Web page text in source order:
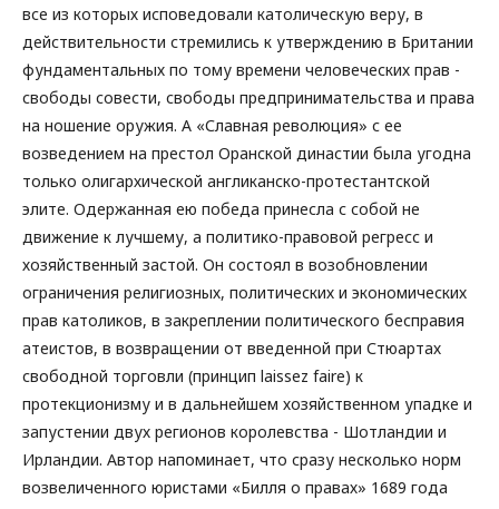
все из которых исповедовали католическую веру, в
действительности стремились к утверждению в Британии
фундаментальных по тому времени человеческих прав -
свободы совести, свободы предпринимательства и права
на ношение оружия. А «Славная революция» с ее
возведением на престол Оранской династии была угодна
только олигархической англиканско-протестантской
элите. Одержанная ею победа принесла с собой не
движение к лучшему, а политико-правовой регресс и
хозяйственный застой. Он состоял в возобновлении
ограничения религиозных, политических и экономических
прав католиков, в закреплении политического бесправия
атеистов, в возвращении от введенной при Стюартах
свободной торговли (принцип laissez faire) к
протекционизму и в дальнейшем хозяйственном упадке и
запустении двух регионов королевства - Шотландии и
Ирландии. Автор напоминает, что сразу несколько норм
возвеличенного юристами «Билля о правах» 1689 года